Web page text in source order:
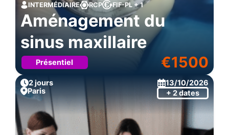
INTERMÉDIAIRE RCP FIF-PL + 1
Aménagement du
sinus maxillaire
Présentiel €1500
2 jours
13/10/2026
Paris
+ 2 dates